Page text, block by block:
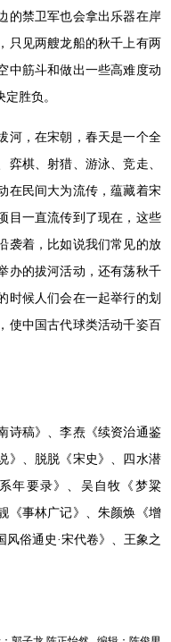
的禁卫军也会拿出乐器在岸
只见两艘龙船的秋千上有两
中筋斗和做出一些高难度动
胜负。
河，在宋朝，春天是一个全
弈棋、射猎、游泳、竞走、
在民间大为流传，蕴藏着宋
目一直流传到了现在，这些
袭着，比如说我们常见的放
办的拔河活动，还有荡秋千
时候人们会在一起举行的划
使中国古代球类活动千姿百
诗稿》、李焘《续资治通鉴
》、脱脱《宋史》、四水潜
年要录》、吴自牧《梦粱
《事林广记》、朱颜焕《增
俗通史·宋代卷》、王象之